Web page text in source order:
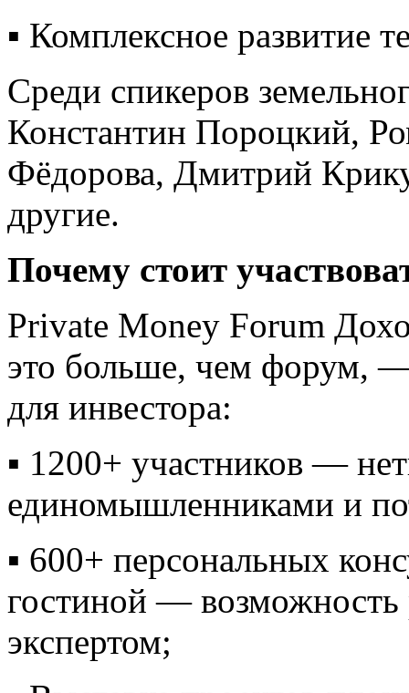
▪️ Комплексное развитие
Среди спикеров
Константин Пороцкий,
Фёдорова, Дмитрий
другие.
Почему стоит
Private Money Forum
это больше, чем форум, —
для инвестора:
▪️ 1200+ участников —
единомышленниками и
▪️ 600+ персональных
гостиной — возможность
экспертом;